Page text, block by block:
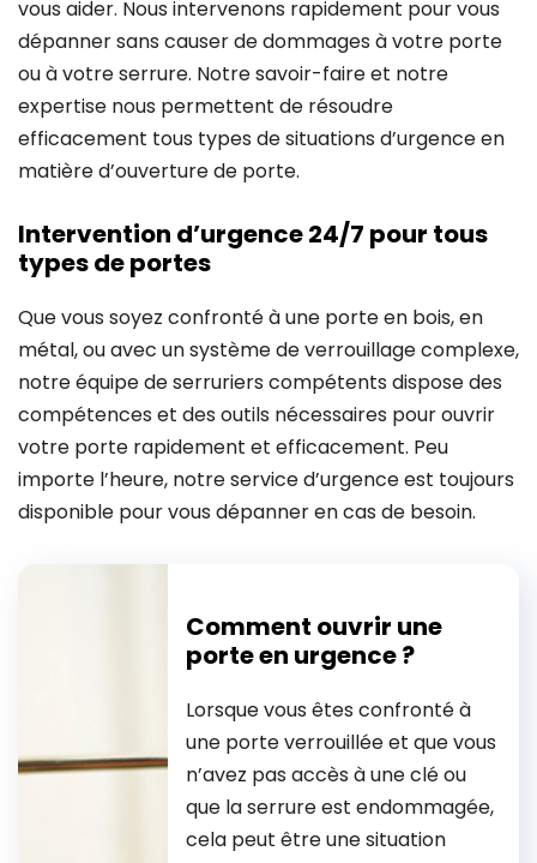
vous aider. Nous intervenons rapidement pour vous
dépanner sans causer de dommages à votre porte
ou à votre serrure. Notre savoir-faire et notre
expertise nous permettent de résoudre
efficacement tous types de situations d’urgence en
matière d’ouverture de porte.
Intervention d’urgence 24/7 pour tous
types de portes
Que vous soyez confronté à une porte en bois, en
métal, ou avec un système de verrouillage complexe,
notre équipe de serruriers compétents dispose des
compétences et des outils nécessaires pour ouvrir
votre porte rapidement et efficacement. Peu
importe l’heure, notre service d’urgence est toujours
disponible pour vous dépanner en cas de besoin.
Comment ouvrir une
porte en urgence ?
Lorsque vous êtes confronté à
une porte verrouillée et que vous
n’avez pas accès à une clé ou
que la serrure est endommagée,
cela peut être une situation